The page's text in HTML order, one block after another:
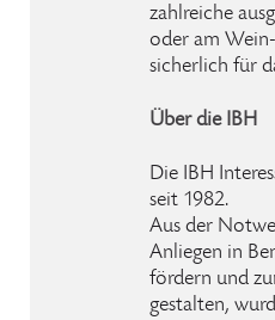
zahlreiche
oder am
sicherlich für
Über die IBH
Die IBH
seit 1982.
Aus der
Anliegen in
fördern und
gestalten,